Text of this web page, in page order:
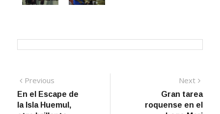
Navegación
de
Previous
post:
En el Escape de
la Isla Huemul,
Next
post:
Gran tarea
roquense en el